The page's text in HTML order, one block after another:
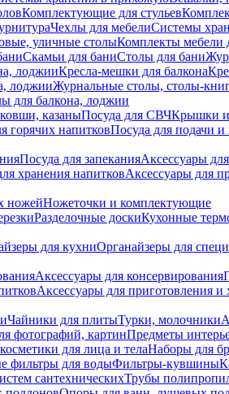
Комплектующие для стульев
Чехлы для мебелиСистемы
уличные столыКомплекты мебели
Скамьи для баниСтолы для бани
лоджииКресла-мешки для балкона
лоджииЖурнальные столы, столы-
для балкона, лоджии
казаныПосуда для СВЧКрышки и
горячих напитковПосуда для подачи и
Посуда для запеканияАксессуары
хранения напитковАксессуары для
ножейНожеточки и комплектующие
Разделочные доскиКухонные
для кухниОрганайзеры для
Аксессуары для консервирования
Аксессуары для приготовления
Чайники для плитыТурки, молочники
фотографий, картинПредметы
для лица и телаНаборы для
фильтры для водыФильтры-кувшины
сантехническихТрубы